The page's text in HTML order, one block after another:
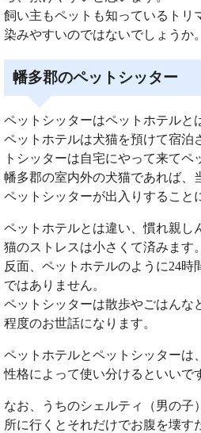
飼い主もペットも知っているトリ
染みやすいのではないでしょうか。
幡多郡のペットシッター
ペットシッターはペットホテルと
ペットホテルは犬猫を預けて宿泊
トシッターは自宅にやって来てペ
幡多郡の室内外の犬猫であれば、
ペットシッターが出入りすること
ペットホテルとは違い、慣れ親し
猫のストレスは小さくて済みます。
反面、ペットホテルのように24時
ではありません。
ペットシッターは散歩やごはんな
程度のお世話になります。
ペットホテルとペットシッターは
性格によって使い分けるといいで
なお、うちのシェルティ（男の子
所に行くとそれだけでお腹を壊す